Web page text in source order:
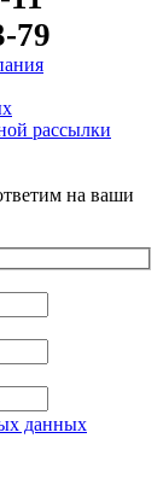
79
рассылки
на ваши
данных